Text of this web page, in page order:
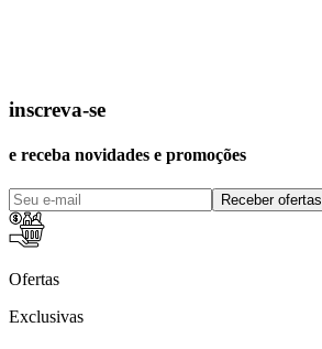
inscreva-se
e receba novidades e promoções
Receber ofertas
Ofertas
Exclusivas